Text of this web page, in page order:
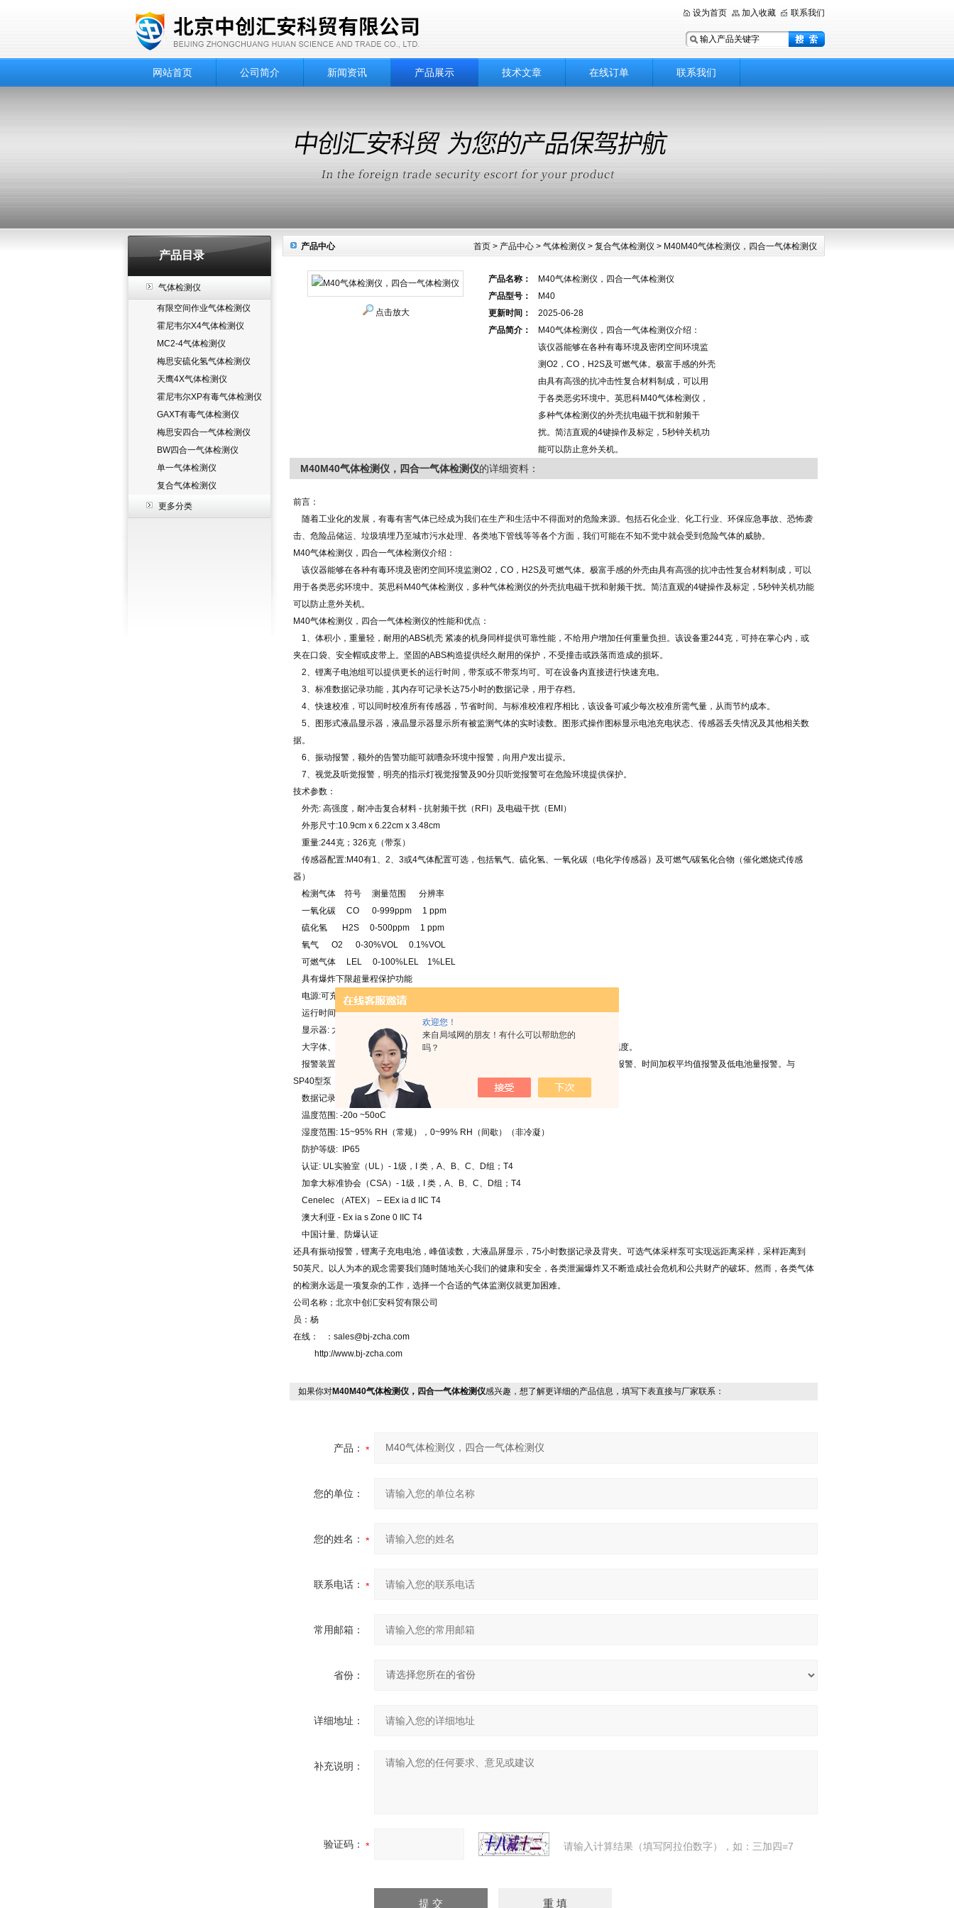
欢迎您！
来自局域网的朋友！有什么可以帮助您的
吗？
设为首页 加入收藏 联系我们
网站首页 公司简介 新闻资讯 产品展示 技术文章 在线订单 联系我们
产品目录
气体检测仪
有限空间作业气体检测仪
霍尼韦尔X4气体检测仪
MC2-4气体检测仪
梅思安硫化氢气体检测仪
天鹰4X气体检测仪
霍尼韦尔XP有毒气体检测仪
GAXT有毒气体检测仪
梅思安四合一气体检测仪
BW四合一气体检测仪
单一气体检测仪
复合气体检测仪
更多分类
首页 > 产品中心 > 气体检测仪 > 复合气体检测仪 > M40M40气体检测仪，四合一气体检测仪
产品中心
点击放大
产品名称：
M40气体检测仪，四合一气体检测仪
产品型号：
M40
更新时间：
2025-06-28
产品简介：
M40气体检测仪，四合一气体检测仪介绍：
该仪器能够在各种有毒环境及密闭空间环境监
测O2，CO，H2S及可燃气体。极富手感的外壳
由具有高强的抗冲击性复合材料制成，可以用
于各类恶劣环境中。英思科M40气体检测仪，
多种气体检测仪的外壳抗电磁干扰和射频干
扰。简洁直观的4键操作及标定，5秒钟关机功
能可以防止意外关机。
M40M40气体检测仪，四合一气体检测仪的详细资料：
前言：
随着工业化的发展，有毒有害气体已经成为我们在生产和生活中不得面对的危险来源。包括石化企业、化工行业、环保应急事故、恐怖袭
击、危险品储运、垃圾填埋乃至城市污水处理、各类地下管线等等各个方面，我们可能在不知不觉中就会受到危险气体的威胁。
M40气体检测仪，四合一气体检测仪介绍：
该仪器能够在各种有毒环境及密闭空间环境监测O2，CO，H2S及可燃气体。极富手感的外壳由具有高强的抗冲击性复合材料制成，可以
用于各类恶劣环境中。英思科M40气体检测仪，多种气体检测仪的外壳抗电磁干扰和射频干扰。简洁直观的4键操作及标定，5秒钟关机功能
可以防止意外关机。
M40气体检测仪，四合一气体检测仪的性能和优点：
1、体积小，重量轻，耐用的ABS机壳 紧凑的机身同样提供可靠性能，不给用户增加任何重量负担。该设备重244克，可持在掌心内，或
夹在口袋、安全帽或皮带上。坚固的ABS构造提供经久耐用的保护，不受撞击或跌落而造成的损坏。
2、锂离子电池组可以提供更长的运行时间，带泵或不带泵均可。可在设备内直接进行快速充电。
3、标准数据记录功能，其内存可记录长达75小时的数据记录，用于存档。
4、快速校准，可以同时校准所有传感器，节省时间。与标准校准程序相比，该设备可减少每次校准所需气量，从而节约成本。
5、图形式液晶显示器，液晶显示器显示所有被监测气体的实时读数。图形式操作图标显示电池充电状态、传感器丢失情况及其他相关数
据。
6、振动报警，额外的告警功能可就嘈杂环境中报警，向用户发出提示。
7、视觉及听觉报警，明亮的指示灯视觉报警及90分贝听觉报警可在危险环境提供保护。
技术参数：
外壳: 高强度，耐冲击复合材料 - 抗射频干扰（RFI）及电磁干扰（EMI）
外形尺寸:10.9cm x 6.22cm x 3.48cm
重量:244克；326克（带泵）
传感器配置:M40有1、2、3或4气体配置可选，包括氧气、硫化氢、一氧化碳（电化学传感器）及可燃气/碳氢化合物（催化燃烧式传感
器）
检测气体 符号 测量范围 分辨率
一氧化碳 CO 0-999ppm 1 ppm
硫化氢 H2S 0-500ppm 1 ppm
氧气 O2 0-30%VOL 0.1%VOL
可燃气体 LEL 0-100%LEL 1%LEL
具有爆炸下限超量程保护功能
电源:可充电式锂离子电池
运行时间: 18小时 - 仪器（无报警）12小时 - 仪器带泵（无报警）
显示器: 大屏幕液晶显示屏可同时显示四种气体的浓度读数。
大字体、高对比度字符、图形符号及*的琥珀色背景灯可在弱光环境下提供清晰的可视度。
报警装置: 振动报警、90分贝及超亮指示灯声光报警。高/低浓度报警、短期暴露极限报警、时间加权平均值报警及低电池量报警。与
SP40型泵（选配）配合使用时还提供流量报警指示器。
数据记录: 可记录长达75小时的数据
温度范围: -20o ~50oC
湿度范围: 15~95% RH（常规），0~99% RH（间歇）（非冷凝）
防护等级: IP65
认证: UL实验室（UL）- 1级，I 类，A、B、C、D组；T4
加拿大标准协会（CSA）- 1级，I 类，A、B、C、D组；T4
Cenelec （ATEX） – EEx ia d IIC T4
澳大利亚 - Ex ia s Zone 0 IIC T4
中国计量、防爆认证
还具有振动报警，锂离子充电电池，峰值读数，大液晶屏显示，75小时数据记录及背夹。可选气体采样泵可实现远距离采样，采样距离到
50英尺。以人为本的观念需要我们随时随地关心我们的健康和安全，各类泄漏爆炸又不断造成社会危机和公共财产的破坏。然而，各类气体
的检测永远是一项复杂的工作，选择一个合适的气体监测仪就更加困难。
公司名称；北京中创汇安科贸有限公司
员：杨
在线： ：sales@bj-zcha.com
http://www.bj-zcha.com
如果你对M40M40气体检测仪，四合一气体检测仪感兴趣，想了解更详细的产品信息，填写下表直接与厂家联系：
产品：
您的单位：
您的姓名：
联系电话：
常用邮箱：
省份：
详细地址：
补充说明：
验证码： 请输入计算结果（填写阿拉伯数字），如：三加四=7